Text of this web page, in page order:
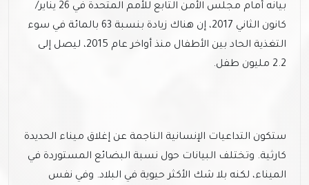
بيانه أمام مجلس الأمن التابع للأمم المتحدة في 26 يناير/
كانون الثاني 2017، إن هناك زيادة بنسبة 63 بالمائة في سوء
التغذية الحاد بين الأطفال منذ أواخر عام 2015، ليصل إلى
2.2 مليون طفل.
ستكون التداعيات الإنسانية الناجمة عن إغلاق ميناء الحديدة
كارثية. وتختلف البيانات حول نسبة البضائع المستوردة في
الميناء، لكنه بلا شك الأكثر حيوية في البلاد. وفي نفس